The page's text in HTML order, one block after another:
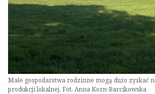
Małe gospodarstwa rodzinne mogą dużo zyskać
produkcji lokalnej. Fot. Anna Korn-Barcikowska